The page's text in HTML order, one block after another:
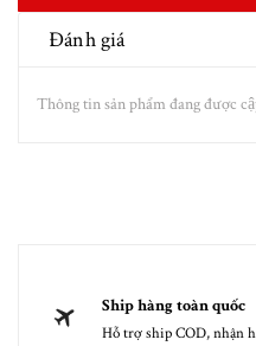
Đánh giá
Thông tin sản phẩm đang được
Ship hàng toàn quốc
Hỗ trợ ship COD, nhận